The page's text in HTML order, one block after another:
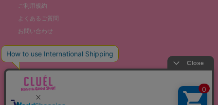
ご利用規約
よくあるご質問
お問い合わせ
©THE STOCKS CO., LTD